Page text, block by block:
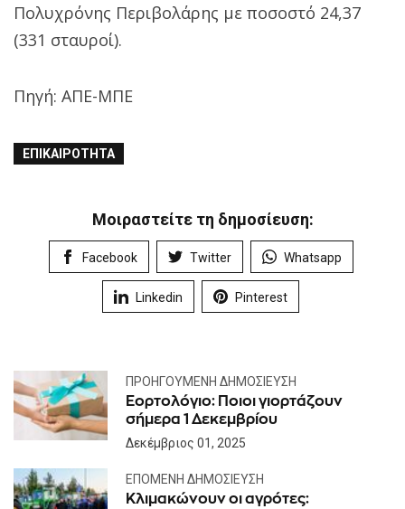
Πολυχρόνης Περιβολάρης με ποσοστό 24,37
(331 σταυροί).
Πηγή: ΑΠΕ-ΜΠΕ
ΕΠΙΚΑΙΡΌΤΗΤΑ
Μοιραστείτε τη δημοσίευση:
Facebook Twitter Whatsapp
Linkedin Pinterest
ΠΡΟΗΓΟΎΜΕΝΗ ΔΗΜΟΣΊΕΥΣΗ
Εορτολόγιο: Ποιοι γιορτάζουν
σήμερα 1 Δεκεμβρίου
Δεκέμβριος 01, 2025
ΕΠΌΜΕΝΗ ΔΗΜΟΣΊΕΥΣΗ
Κλιμακώνουν οι αγρότες: